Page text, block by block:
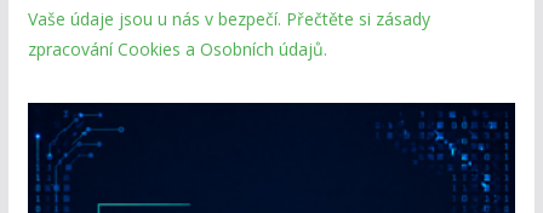
Vaše údaje jsou u nás v bezpečí. Přečtěte si zásady
zpracování Cookies a Osobních údajů.